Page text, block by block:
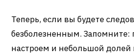
Теперь, если вы будете
безболезненным. Запомните:
настроем и небольшой долей